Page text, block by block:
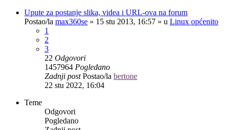
Upute za postanje slika, videa i URL-ova na forum
Postao/la max360se » 15 stu 2013, 16:57 » u Linux općenito
1
2
3
22 Odgovori
1457964 Pogledano
Zadnji postPostao/la bertone
22 stu 2022, 16:04
Teme
Odgovori
Pogledano